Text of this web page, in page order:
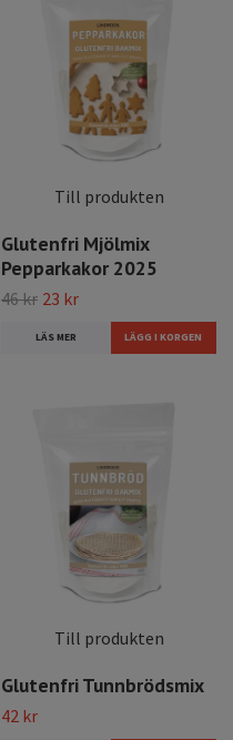
Till produkten
Glutenfri Mjölmix
Pepparkakor 2025
46 kr 23 kr
LÄS MER
Till produkten
Glutenfri Tunnbrödsmix
42 kr